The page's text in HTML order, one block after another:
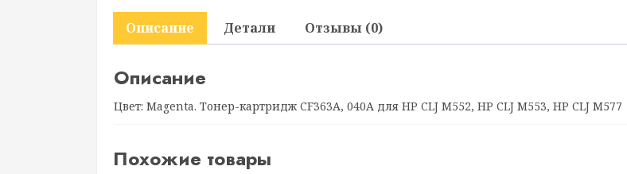
Описание Детали Отзывы (0)
Описание
Цвет: Magenta. Тонер-картридж CF363A, 040A для HP CLJ M552, HP CLJ M553, HP CLJ M577
Похожие товары